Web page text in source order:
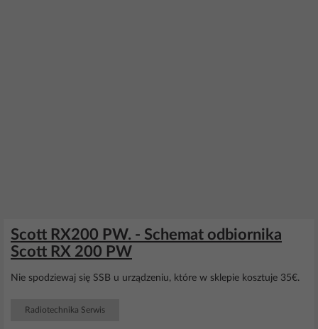
Scott RX200 PW. - Schemat odbiornika
Scott RX 200 PW
Nie spodziewaj się SSB u urządzeniu, które w sklepie kosztuje 35€.
Radiotechnika Serwis